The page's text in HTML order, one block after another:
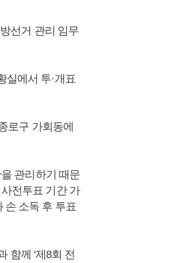
선거 관리 임무
실에서 투·개표
로구 가회동에
관리하기 때문
전투표 기간 가
손 소독 후 투표
함께 ‘제8회 전